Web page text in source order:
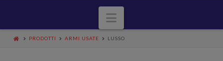
Navigazione
PRODOTTI ARMI USATE LUSSO